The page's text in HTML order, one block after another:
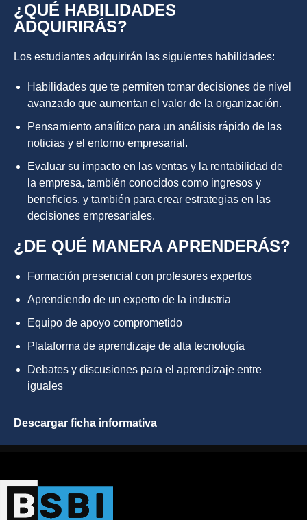
¿QUÉ HABILIDADES
ADQUIRIRÁS?
Los estudiantes adquirirán las siguientes habilidades:
Habilidades que te permiten tomar decisiones de nivel
avanzado que aumentan el valor de la organización.
Pensamiento analítico para un análisis rápido de las
noticias y el entorno empresarial.
Evaluar su impacto en las ventas y la rentabilidad de
la empresa, también conocidos como ingresos y
beneficios, y también para crear estrategias en las
decisiones empresariales.
¿DE QUÉ MANERA APRENDERÁS?
Formación presencial con profesores expertos
Aprendiendo de un experto de la industria
Equipo de apoyo comprometido
Plataforma de aprendizaje de alta tecnología
Debates y discusiones para el aprendizaje entre
iguales
Descargar ficha informativa